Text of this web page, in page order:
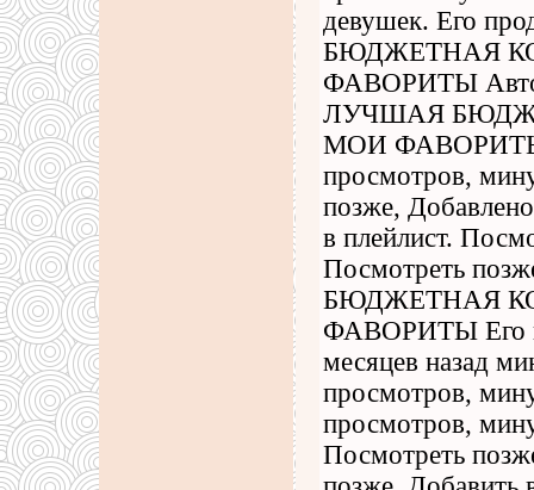
девушек. Его
БЮДЖЕТНАЯ
ФАВОРИТЫ
ЛУЧШАЯ
МОИ ФАВОРИТЫ
просмотров,
позже,
в плейлист.
Посмотреть
БЮДЖЕТНАЯ
ФАВОРИТЫ Его
месяцев назад
просмотров,
просмотров,
Посмотреть